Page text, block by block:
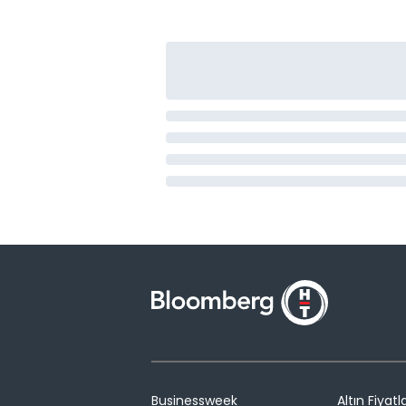
Businessweek
Altın